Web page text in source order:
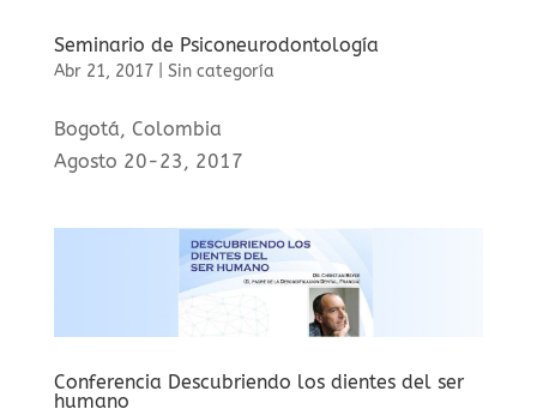
Seminario de Psiconeurodontología
Abr 21, 2017| Sin categoría
Bogotá, Colombia
Agosto 20-23, 2017
Conferencia Descubriendo los dientes del ser
humano